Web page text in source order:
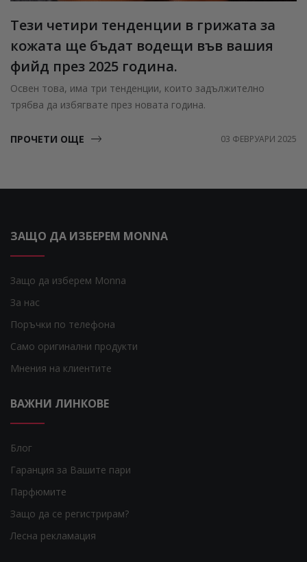
Тези четири тенденции в грижата за
кожата ще бъдат водещи във вашия
фийд през 2025 година.
Освен това, има три тенденции, които задължително
трябва да избягвате през новата година.
ПРОЧЕТИ ОЩЕ 03 ФЕВРУАРИ 2025
ЗАЩО ДА ИЗБЕРЕМ MONNA
Защо да изберем Monna
За нас
Поръчки по телефона
Само оригинални продукти
Мнения на клиентите
ВАЖНИ ЛИНКОВЕ
Блог
Гаранция за Вашите пари
Парфюмите
Защо да се регистрирам?
Лесна рекламация